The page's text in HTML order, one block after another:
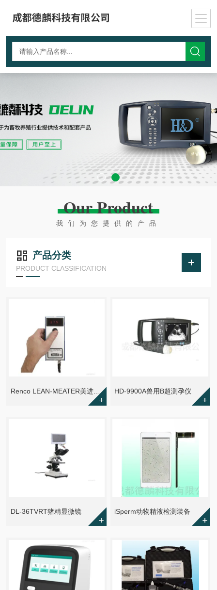
Our Product
我们为您提供的产品
产品分类
PRODUCT CLASSIFICATION
Renco LEAN-MEATER美进口运高背膘仪 HD-9900A兽用B超测孕仪
DL-36TVRT猪精显微镜 iSperm动物精液检测装备